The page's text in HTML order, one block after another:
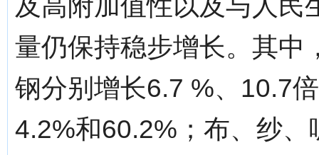
及高附加值性以及与人民
量仍保持稳步增长。其中
钢分别增长6.7 %、10.7
4.2%和60.2%；布、纱